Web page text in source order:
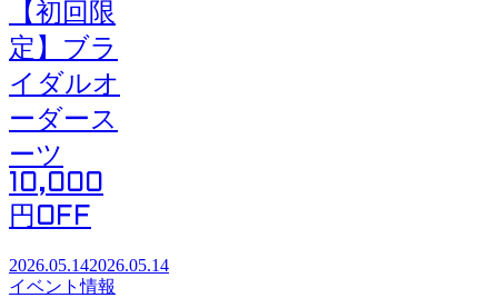
【初回限
定】ブラ
イダルオ
ーダース
ーツ
10,000
円OFF
2026.05.142026.05.14
イベント情報